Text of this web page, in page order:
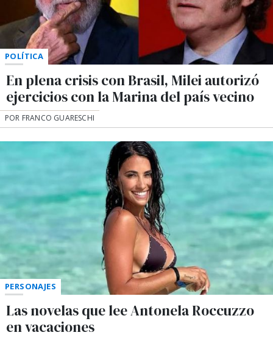
POLÍTICA
En plena crisis con Brasil, Milei autorizó
ejercicios con la Marina del país vecino
POR FRANCO GUARESCHI
PERSONAJES
Las novelas que lee Antonela Roccuzzo
en vacaciones